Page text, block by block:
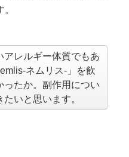
アレルギー体質でもあ
ネムリス-」を飲
ったか。副作用につい
いと思います。